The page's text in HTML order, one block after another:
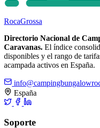
RocaGrossa
Directorio Nacional de
Caravanas. El índice
disponibles y el rango de
acampada activos en España.
España
Soporte